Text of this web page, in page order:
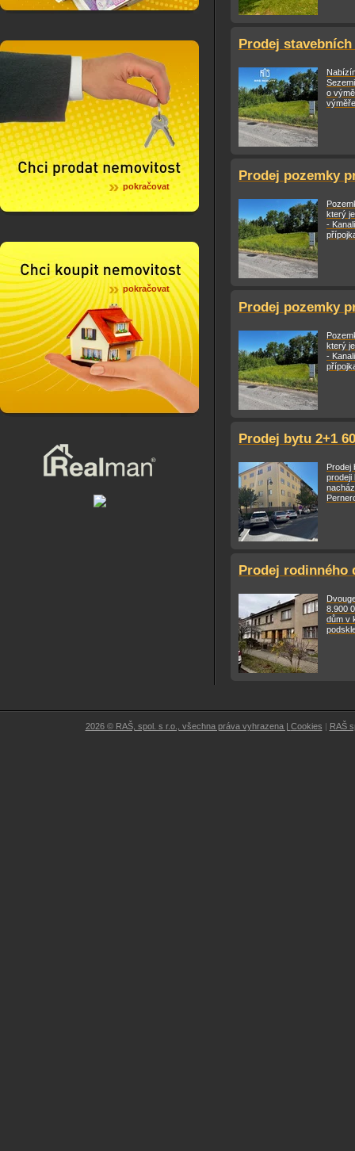
pokračovat
pokračovat
Prodej stavebních
o
Prodej pozemky
který
-
Prodej pozemky
který
-
Prodej bytu 2+1
Prodej
prodeji
Prodej rodinného
8.900
dům v
2026 © RAŠ, spol. s r.o., všechna práva vyhrazena | Cookies | RAŠ